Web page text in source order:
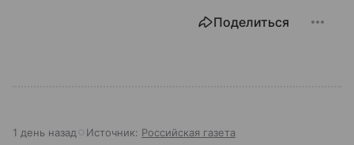
Поделиться
1 день назад Источник: Российская газета